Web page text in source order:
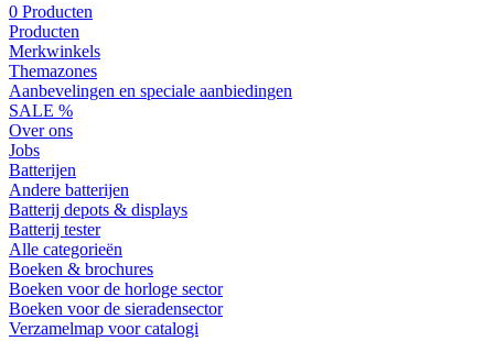
0 Producten
Producten
Merkwinkels
Themazones
Aanbevelingen en speciale aanbiedingen
SALE %
Over ons
Jobs
Batterijen
Andere batterijen
Batterij depots & displays
Batterij tester
Alle categorieën
Boeken & brochures
Boeken voor de horloge sector
Boeken voor de sieradensector
Verzamelmap voor catalogi